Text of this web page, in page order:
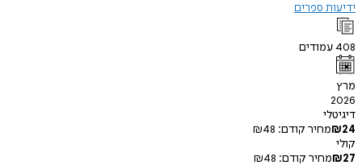
ספרים
קודם:
₪48
קודם: ₪48